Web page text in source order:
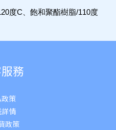
度C、飽和聚酯樹脂/110度
務
策
情
政策